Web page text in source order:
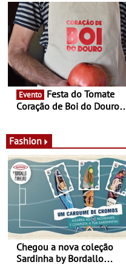
- Entre Junho e Julho pelo
país
Evento
Coração de Boi do Douro -
Fashion
Chegou a nova coleção
Sardinha by Bordallo